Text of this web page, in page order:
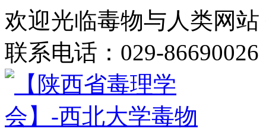
欢迎光临毒物与人类网
联系电话：029-86690026